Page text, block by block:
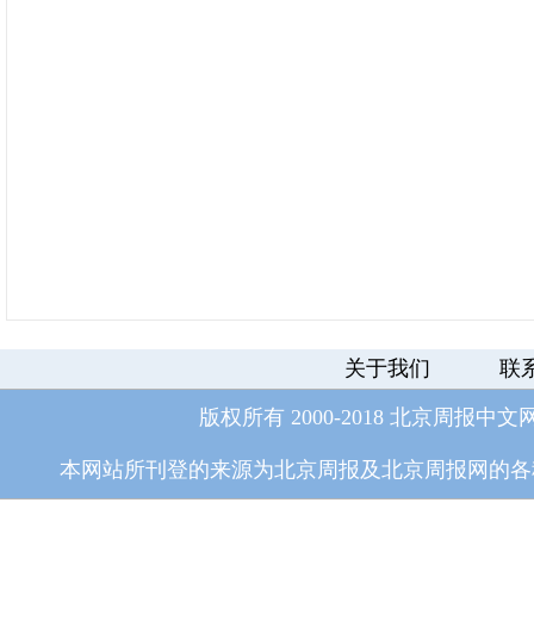
关于我们 联
版权所有 2000-2018 北京周报中文
本网站所刊登的来源为北京周报及北京周报网的